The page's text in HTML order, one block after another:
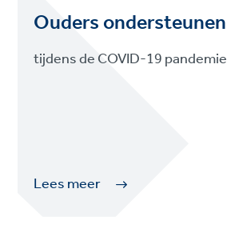
Ouders ondersteunen
tijdens de COVID-19 pandemie
Lees meer